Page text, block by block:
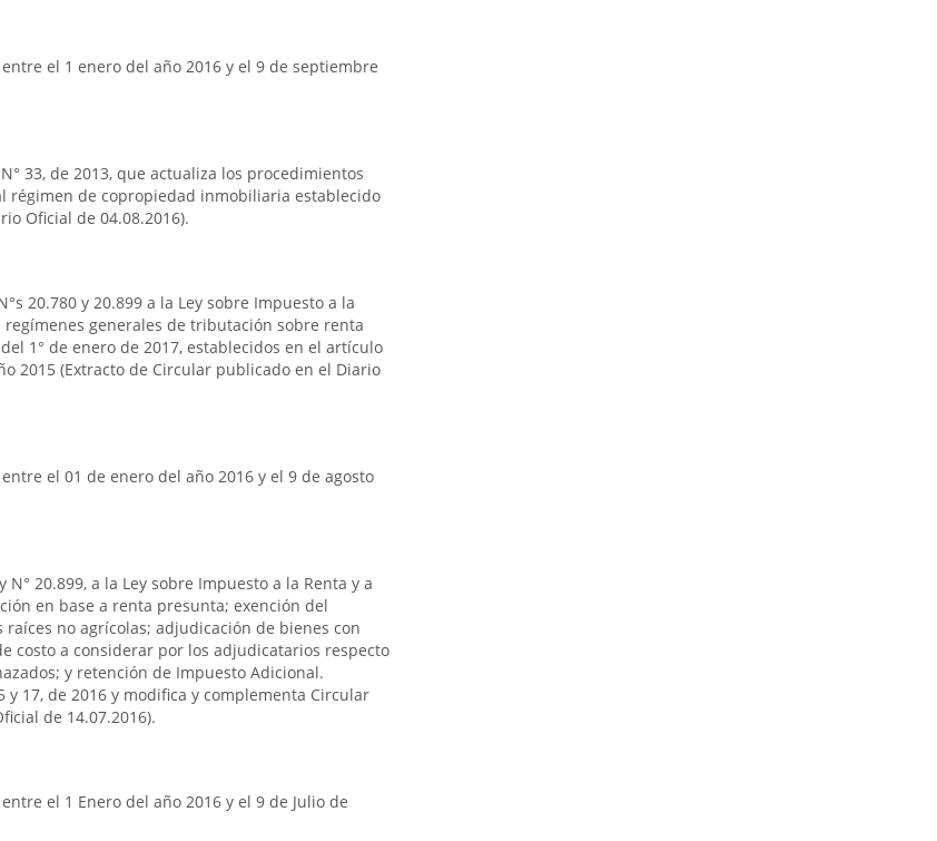
el 1 enero del año 2016 y el 9 de septiembre
33, de 2013, que actualiza los procedimientos
régimen de copropiedad inmobiliaria establecido
Oficial de 04.08.2016).
20.780 y 20.899 a la Ley sobre Impuesto a la
regímenes generales de tributación sobre renta
1° de enero de 2017, establecidos en el artículo
2015 (Extracto de Circular publicado en el Diario
el 01 de enero del año 2016 y el 9 de agosto
20.899, a la Ley sobre Impuesto a la Renta y a
en base a renta presunta; exención del
no agrícolas; adjudicación de bienes con
costo a considerar por los adjudicatarios respecto
y retención de Impuesto Adicional.
y 17, de 2016 y modifica y complementa Circular
de 14.07.2016).
el 1 Enero del año 2016 y el 9 de Julio de